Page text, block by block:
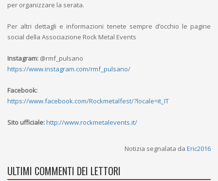
per organizzare la serata.
Per altri dettagli e informazioni tenete sempre d’occhio le pagine
social della Associazione Rock Metal Events
Instagram: @rmf_pulsano
https://www.instagram.com/rmf_pulsano/
Facebook:
https://www.facebook.com/Rockmetalfest/?locale=it_IT
Sito ufficiale:http://www.rockmetalevents.it/
Notizia segnalata da Eric2016
ULTIMI COMMENTI DEI LETTORI